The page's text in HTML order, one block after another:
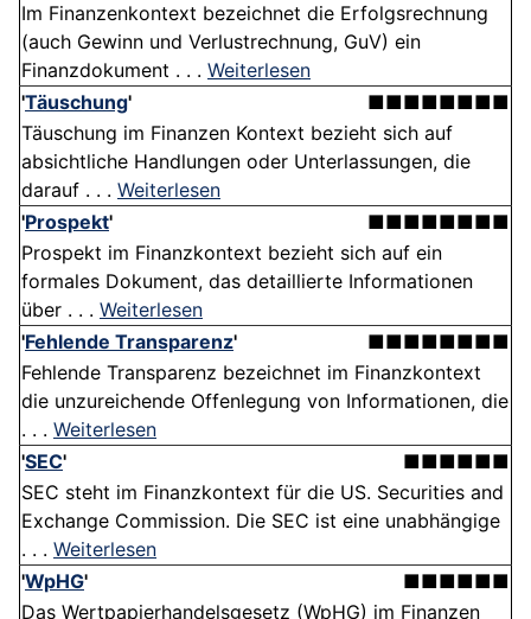
Im Finanzenkontext bezeichnet die Erfolgsrechnung
(auch Gewinn und Verlustrechnung, GuV) ein
Finanzdokument . . . Weiterlesen
'Täuschung'
■■■■■■■■
Täuschung im Finanzen Kontext bezieht sich auf
absichtliche Handlungen oder Unterlassungen, die
darauf . . . Weiterlesen
'Prospekt'
■■■■■■■■
Prospekt im Finanzkontext bezieht sich auf ein
formales Dokument, das detaillierte Informationen
über . . . Weiterlesen
'Fehlende Transparenz'
■■■■■■■■
Fehlende Transparenz bezeichnet im Finanzkontext
die unzureichende Offenlegung von Informationen, die
. . . Weiterlesen
'SEC'
■■■■■■
SEC steht im Finanzkontext für die US. Securities and
Exchange Commission. Die SEC ist eine unabhängige
. . . Weiterlesen
'WpHG'
■■■■■■
Das Wertpapierhandelsgesetz (WpHG) im Finanzen